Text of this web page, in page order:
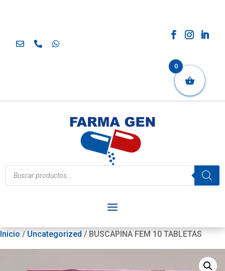
Búsqueda
de
productos
Inicio / Uncategorized / BUSCAPINA FEM 10 TABLETAS
0